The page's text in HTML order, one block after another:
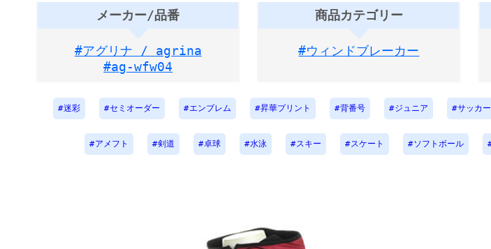
メーカー/品番
#アグリナ / agrina
#ag-wfw04
商品カテゴリー
#ウィンドブレーカー
迷彩 セミオーダー エンブレム 昇華プリント 背番号 ジュニア サッカー
アメフト 剣道 卓球 水泳 スキー スケート ソフトボール